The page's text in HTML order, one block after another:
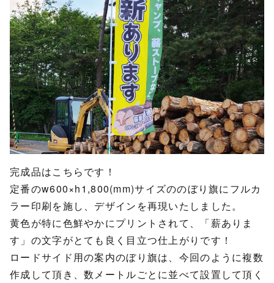
完成品はこちらです！
定番のw600×h1,800(mm)サイズののぼり旗にフルカ
ラー印刷を施し、デザインを再現いたしました。
黄色が特に色鮮やかにプリントされて、「薪ありま
す」の文字がとても良く目立つ仕上がりです！
ロードサイド用の案内のぼり旗は、今回のように複数
作成して頂き、数メートルごとに並べて設置して頂く